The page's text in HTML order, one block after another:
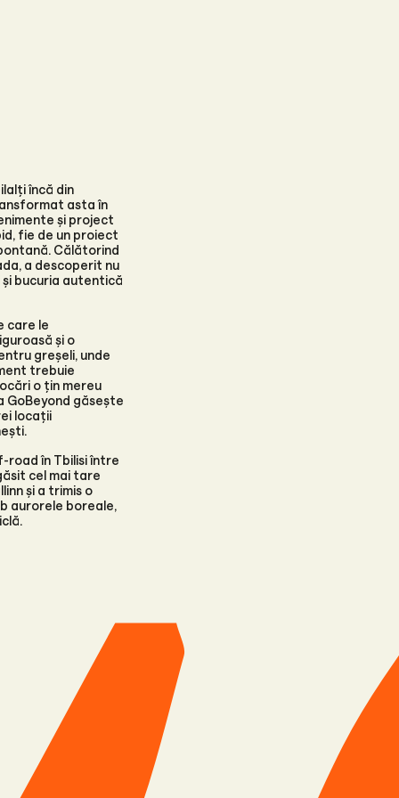
încă din
asta în
și project
fie de un proiect
Călătorind
a descoperit nu
bucuria autentică
care le
și o
greșeli, unde
trebuie
o țin mereu
GoBeyond găsește
locații
road în Tbilisi între
cel mai tare
și a trimis o
aurorele boreale,